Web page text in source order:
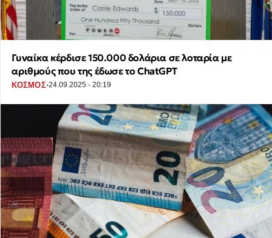
Γυναίκα κέρδισε 150.000 δολάρια σε λοταρία με
αριθμούς που της έδωσε το ChatGPT
ΚΟΣΜΟΣ·24.09.2025 - 20:19